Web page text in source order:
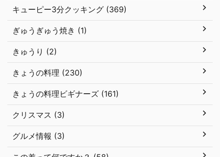
キューピー3分クッキング (369)
ぎゅうぎゅう焼き (1)
きゅうり (2)
きょうの料理 (230)
きょうの料理ビギナーズ (161)
クリスマス (3)
グルメ情報 (3)